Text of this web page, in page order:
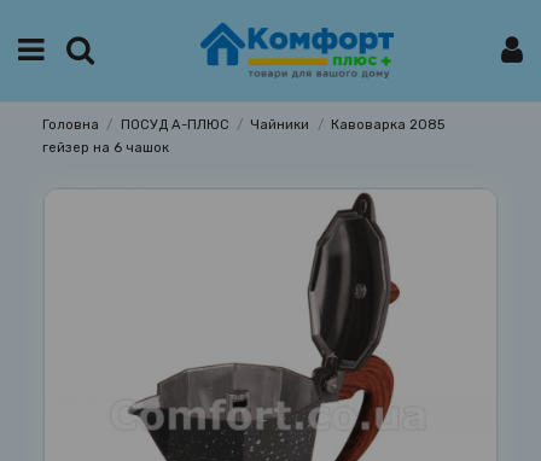
Головна ПОСУД А-ПЛЮС Чайники
Кавоварка 2085
гейзер на 6 чашок